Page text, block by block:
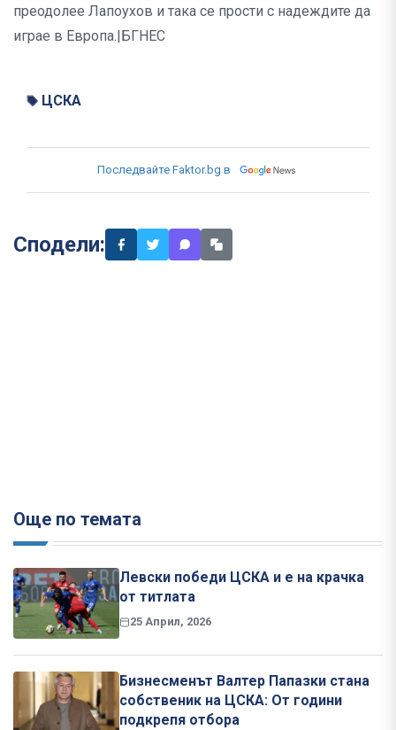
преодолее Лапоухов и така се прости с надеждите да
играе в Европа.|БГНЕС
ЦСКА
Последвайте Faktor.bg в
Сподели:
Още по темата
Левски победи ЦСКА и е на крачка
от титлата
25 Април, 2026
Бизнесменът Валтер Папазки стана
собственик на ЦСКА: От години
подкрепя отбора